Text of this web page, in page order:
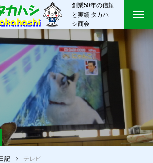
創業50年の信頼
と実績 タカハ
シ商会
記 テレビ